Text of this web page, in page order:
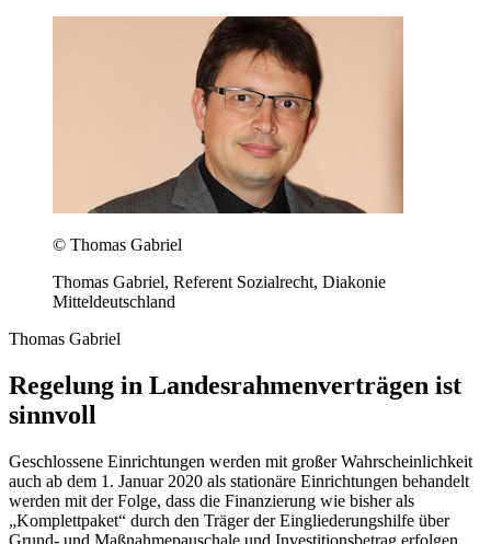
© Thomas Gabriel
Thomas Gabriel, Referent Sozialrecht, Diakonie
Mitteldeutschland
Thomas Gabriel
Regelung in Landesrahmenverträgen ist
sinnvoll
Geschlossene Einrichtungen werden mit großer Wahrscheinlichkeit
auch ab dem 1. Januar 2020 als stationäre Einrichtungen behandelt
werden mit der Folge, dass die Finanzierung wie bisher als
„Komplettpaket“ durch den Träger der Eingliederungshilfe über
Grund- und Maßnahmepauschale und Investitionsbetrag erfolgen